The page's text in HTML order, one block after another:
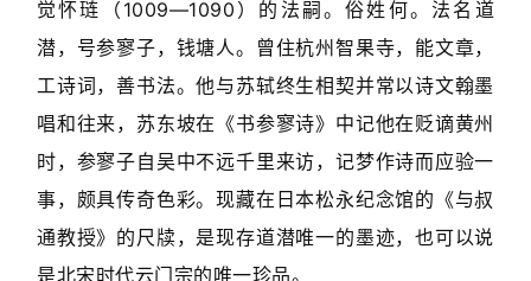
图
库
易
寫
錯
錯
觉怀琏（1009—1090）的法嗣。俗姓何。法名道
潜，号参寥子，钱塘人。曾住杭州智果寺，能文章，
工诗词，善书法。他与苏轼终生相契并常以诗文翰墨
唱和往来，苏东坡在《书参寥诗》中记他在贬谪黄州
时，参寥子自吴中不远千里来访，记梦作诗而应验一
事，颇具传奇色彩。现藏在日本松永纪念馆的《与叔
通教授》的尺牍，是现存道潜唯一的墨迹，也可以说
是北宋时代云门宗的唯一珍品。